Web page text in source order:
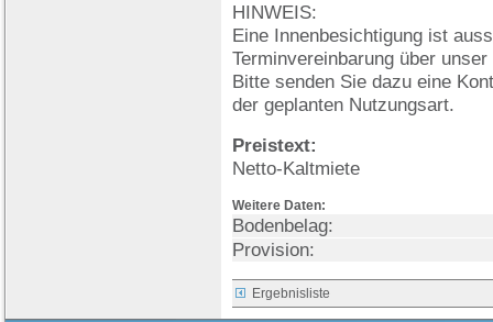
HINWEIS:
Eine Innenbesichtigung ist
Terminvereinbarung über
Bitte senden Sie dazu eine
der geplanten Nutzungsart.
Preistext:
Netto-Kaltmiete
Weitere Daten:
Bodenbelag:
Provision:
Ergebnisliste